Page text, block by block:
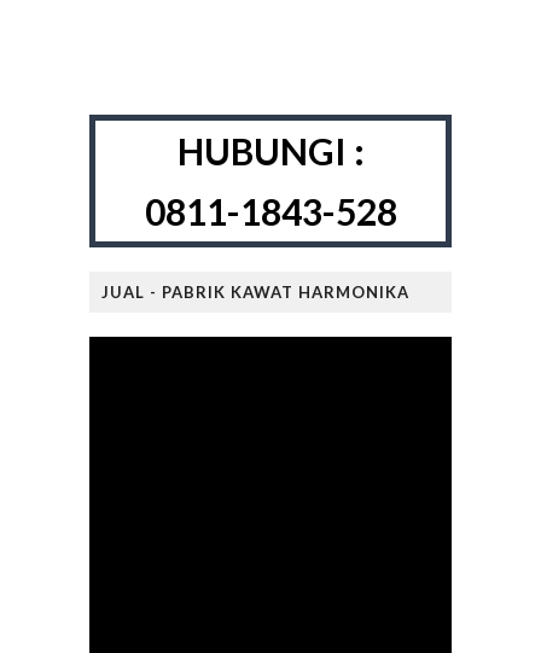
HUBUNGI :
0811-1843-528
JUAL - PABRIK KAWAT HARMONIKA